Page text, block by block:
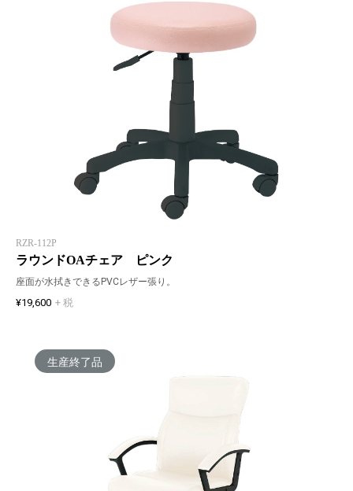
RZR-112P
ラウンドOAチェア ピンク
座面が水拭きできるPVCレザー張り。
¥19,600 + 税
生産終了品